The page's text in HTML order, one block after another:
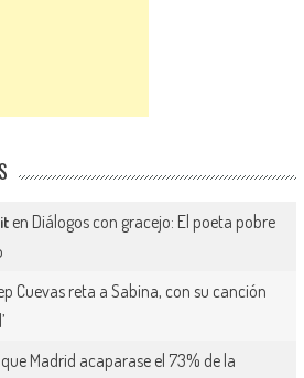
en Diálogos con gracejo: El poeta pobre
Cuevas reta a Sabina, con su canción
Madrid acaparase el 73% de la